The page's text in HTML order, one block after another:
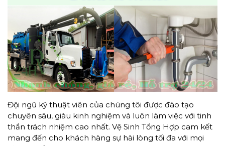
Đội ngũ kỹ thuật viên của chúng tôi được đào tạo
chuyên sâu, giàu kinh nghiệm và luôn làm việc với tinh
thần trách nhiệm cao nhất. Vệ Sinh Tổng Hợp cam kết
mang đến cho khách hàng sự hài lòng tối đa với mọi